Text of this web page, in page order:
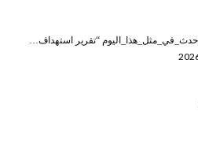
“تقرير استهداف…